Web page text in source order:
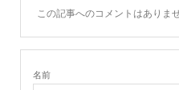
この記事へのコメントはありませ
名前